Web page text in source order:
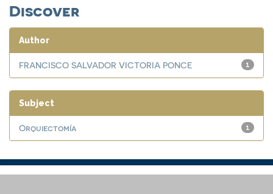
Discover
Author
1
FRANCISCO SALVADOR VICTORIA PONCE
Subject
1
Orquiectomía